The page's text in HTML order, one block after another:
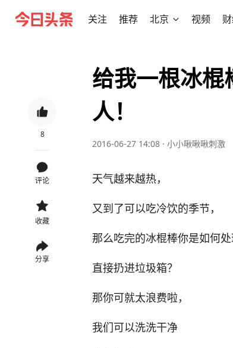
关注 推荐 北京 视频
8
评论
收藏
分享
给我一根冰
人！
2016-06-27 14:08 · 小小啾啾啾刺激
天气越来越热，
又到了可以吃冷饮的季节，
那么吃完的冰棍棒你是如何处
直接扔进垃圾箱？
那你可就太浪费啦，
我们可以洗洗干净